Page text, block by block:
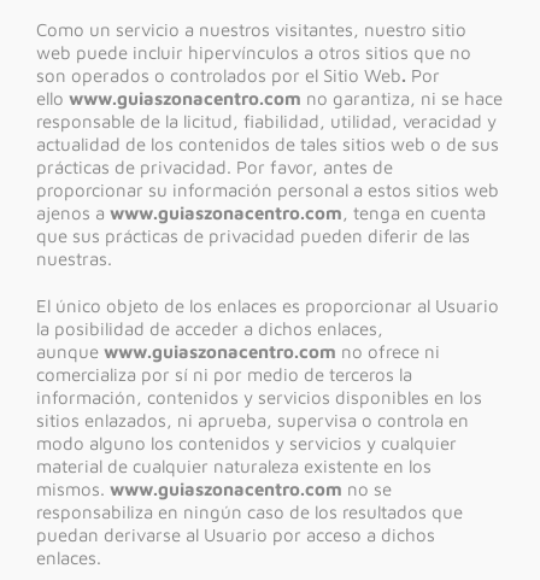
Como un servicio a nuestros visitantes, nuestro sitio
web puede incluir hipervínculos a otros sitios que no
son operados o controlados por el Sitio Web. Por
ello www.guiaszonacentro.com no garantiza, ni se hace
responsable de la licitud, fiabilidad, utilidad, veracidad y
actualidad de los contenidos de tales sitios web o de sus
prácticas de privacidad. Por favor, antes de
proporcionar su información personal a estos sitios web
ajenos a www.guiaszonacentro.com, tenga en cuenta
que sus prácticas de privacidad pueden diferir de las
nuestras.
El único objeto de los enlaces es proporcionar al Usuario
la posibilidad de acceder a dichos enlaces,
aunque www.guiaszonacentro.com no ofrece ni
comercializa por sí ni por medio de terceros la
información, contenidos y servicios disponibles en los
sitios enlazados, ni aprueba, supervisa o controla en
modo alguno los contenidos y servicios y cualquier
material de cualquier naturaleza existente en los
mismos. www.guiaszonacentro.com no se
responsabiliza en ningún caso de los resultados que
puedan derivarse al Usuario por acceso a dichos
enlaces.